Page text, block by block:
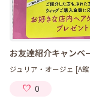
お友達紹介キャンペ
ジュリア・オージェ [A館
0